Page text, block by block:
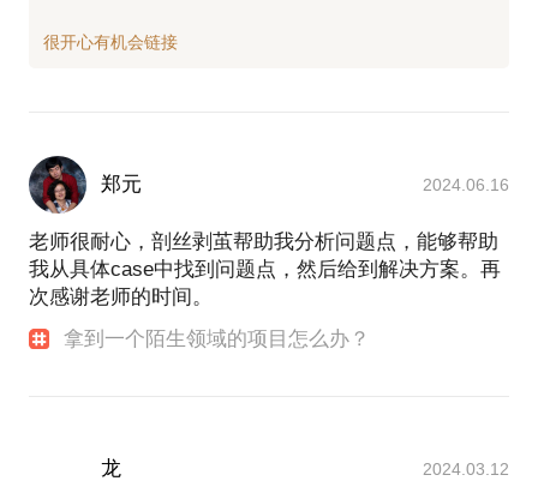
郑元 2024.06.16
老师很耐心，剖丝剥茧帮助我分析问题点，能够帮助
我从具体case中找到问题点，然后给到解决方案。再
次感谢老师的时间。
拿到一个陌生领域的项目怎么办？
龙 2024.03.12